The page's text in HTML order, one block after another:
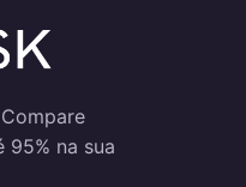
95% na sua